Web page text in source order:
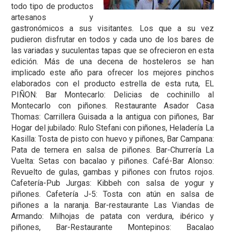
todo tipo de productos
artesanos y
gastronómicos a sus visitantes. Los que a su vez
pudieron disfrutar en todos y cada uno de los bares de
las variadas y suculentas tapas que se ofrecieron en esta
edición. Más de una decena de hosteleros se han
implicado este año para ofrecer los mejores pinchos
elaborados con el producto estrella de esta ruta, EL
PIÑON: Bar Montecarlo: Delicias de cochinillo al
Montecarlo con piñones. Restaurante Asador Casa
Thomas: Carrillera Guisada a la antigua con piñones, Bar
Hogar del jubilado: Rulo Stefani con piñones, Heladería La
Kasilla: Tosta de pisto con huevo y piñones, Bar Campana:
Pata de ternera en salsa de piñones. Bar-Churrería La
Vuelta: Setas con bacalao y piñones. Café-Bar Alonso:
Revuelto de gulas, gambas y piñones con frutos rojos.
Cafetería-Pub Jurgas: Kibbeh con salsa de yogur y
piñones. Cafetería J-5: Tosta con atún en salsa de
piñones a la naranja. Bar-restaurante Las Viandas de
Armando: Milhojas de patata con verdura, ibérico y
piñones, Bar-Restaurante Montepinos: Bacalao